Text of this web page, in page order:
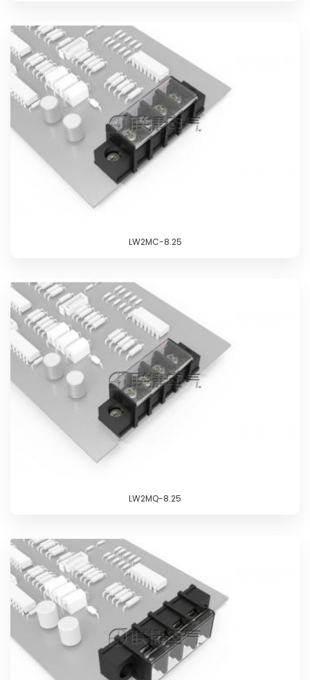
LW2MC-8.25
LW2MQ-8.25